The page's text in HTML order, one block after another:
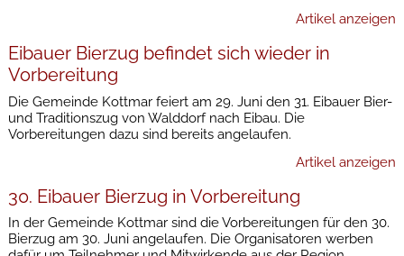
Artikel anzeigen
Eibauer Bierzug befindet sich wieder in
Vorbereitung
Die Gemeinde Kottmar feiert am 29. Juni den 31. Eibauer Bier-
und Traditionszug von Walddorf nach Eibau. Die
Vorbereitungen dazu sind bereits angelaufen.
Artikel anzeigen
30. Eibauer Bierzug in Vorbereitung
In der Gemeinde Kottmar sind die Vorbereitungen für den 30.
Bierzug am 30. Juni angelaufen. Die Organisatoren werben